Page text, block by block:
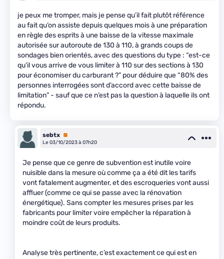
je peux me tromper, mais je pense qu’il fait plutôt référence
au fait qu’on assiste depuis quelques mois à une préparation
en règle des esprits à une baisse de la vitesse maximale
autorisée sur autoroute de 130 à 110, à grands coups de
sondages bien orientés, avec des questions du type : “est-ce
qu’il vous arrive de vous limiter à 110 sur des sections à 130
pour économiser du carburant ?” pour déduire que “80% des
personnes interrogées sont d’accord avec cette baisse de
limitation” - sauf que ce n’est pas la question à laquelle ils ont
répondu.
sebtx Premium
Le 03/10/2023 à 07h20
Je pense que ce genre de subvention est inutile voire
nuisible dans la mesure où comme ça a été dit les tarifs
vont fatalement augmenter, et des escroqueries vont aussi
affluer (comme ce qui se passe avec la rénovation
énergétique). Sans compter les mesures prises par les
fabricants pour limiter voire empêcher la réparation à
moindre coût de leurs produits.
Analyse très pertinente, c’est exactement ce qui est en